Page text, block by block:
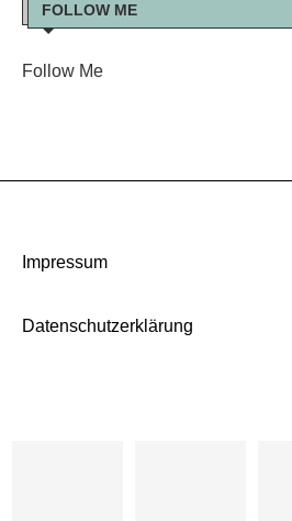
FOLLOW ME
Follow Me
Impressum
Datenschutzerklärung